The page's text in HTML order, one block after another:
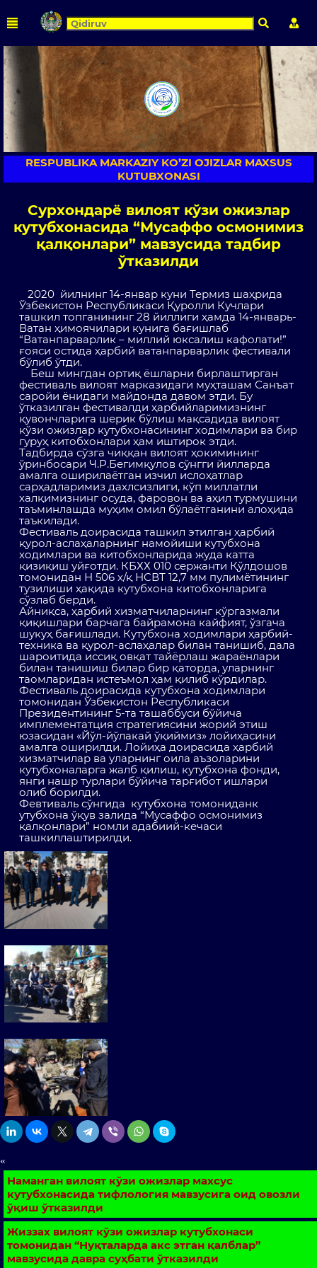
Qidirish
RESPUBLIKA MARKAZIY KO’ZI OJIZLAR MAXSUS
KUTUBXONASI
Сурхондарё вилоят кўзи ожизлар
кутубхонасида “Мусаффо осмонимиз
қалқонлари” мавзусида тадбир
ўтказилди
2020 йилнинг 14-январ куни Термиз шаҳрида
Ўзбекистон Республикаси Қуролли Кучлари
ташкил топганининг 28 йиллиги ҳамда 14-январь-
Ватан ҳимоячилари кунига бағишлаб
“Ватанпарварлик – миллий юксалиш кафолати!”
ғояси остида ҳарбий ватанпарварлик фестивали
бўлиб ўтди.
Беш мингдан ортиқ ёшларни бирлаштирган
фестиваль вилоят марказидаги муҳташам Санъат
саройи ёнидаги майдонда давом этди. Бу
ўтказилган фестивалди ҳарбийларимизнинг
қувончларига шерик бўлиш мақсадида вилоят
кўзи ожизлар кутубхонасининг ходимлари ва бир
гуруҳ китобхонлари ҳам иштирок этди.
Тадбирда сўзга чиққан вилоят ҳокимининг
ўринбосари Ч.Р.Бегимқулов сўнгги йилларда
амалга оширилаётган изчил ислоҳатлар
сарҳадларимиз дахлсизлиги, кўп миллатли
халқимизнинг осуда, фаровон ва аҳил турмушини
таъминлашда муҳим омил бўлаётганини алоҳида
таъкилади.
Фестиваль доирасида ташкил этилган ҳарбий
қурол-аслаҳаларнинг намойиши кутубхона
ходимлари ва китобхонларида жуда катта
қизиқиш уйғотди. КБХХ 010 сержанти Қўлдошов
томонидан Н 506 х/қ НСВТ 12,7 мм пулимётининг
тузилиши ҳақида кутубхона китобхонларига
сўзлаб берди.
Айниқса, ҳарбий хизматчиларнинг кўргазмали
қиқишлари барчага байрамона кайфият, ўзгача
шукуҳ бағишлади. Кутубхона ходимлари ҳарбий-
техника ва қурол-аслаҳалар билан танишиб, дала
шароитида иссиқ овқат тайёрлаш жараёнлари
билан танишиш билар бир қаторда, уларнинг
таомларидан истеъмол ҳам қилиб кўрдилар.
Фестиваль доирасида кутубхона ходимлари
томонидан Ўзбекистон Республикаси
Президентининг 5-та ташаббуси бўйича
имплементатция стратегиясини жорий этиш
юзасидан «Йўл-йўлакай ўқиймиз» лойиҳасини
амалга оширилди. Лойиҳа доирасида ҳарбий
хизматчилар ва уларнинг оила аъзоларини
кутубхоналарга жалб қилиш, кутубхона фонди,
янги нашр турлари бўйича тарғибот ишлари
олиб борилди.
Февтиваль сўнгида кутубхона томониданк
утубхона ўқув залида “Мусаффо осмонимиз
қалқонлари” номли адабиий-кечаси
ташкиллаштирилди.
«
Наманган вилоят кўзи ожизлар махсус
кутубхонасида тифлология мавзусига оид овозли
ўқиш ўтказилди
Жиззах вилоят кўзи ожизлар кутубхонаси
томонидан “Нуқталарда акс этган қалблар”
мавзусида давра суҳбати ўтказилди